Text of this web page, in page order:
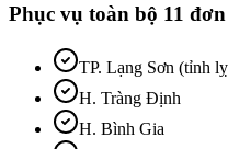
Phục vụ toàn bộ 11
TP. Lạng Sơn (tỉnh
H. Tràng Định
H. Bình Gia